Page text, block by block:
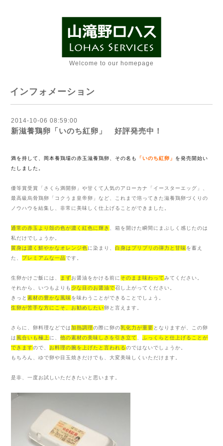
Welcome to our homepage
インフォメーション
2014-10-06 08:59:00
新滋養鶏卵「いのち紅卵」 好評発売中！
満を持して、岡本養鶏場の赤玉滋養鶏卵、その名も 「いのち紅卵」 を発売開始い
たしました。
優等賞受賞「さくら満開卵」や甘くて人気のアローカナ「イースターエッグ」、
最高級烏骨鶏卵「コクうま皇帝卵」など、
これまで培ってきた滋養鶏卵づくりの
ノウハウを結集し、非常に美味しく仕上げることができました。
通常の赤玉より殻の色が濃く紅色に輝き
、箱を開けた瞬間にまぶしく感じたのは
私だけでしょうか。
黄身は濃く鮮やかなオレンジ色 に染まり、 白身はプリプリの弾力と甘味を蓄え
た、 プレミアムな一品です。
生卵かけご飯には、 まずお醤油をかける前に そのまま味わってみてください。
それから、いつもよりも 少な目のお醤油で召し上がってください。
きっと 素材の豊かな風味を味わうことができることでしょう。
生卵が苦手な方にこそ、お勧めしたい卵と言えます。
さらに、卵料理などでは 加熱調理の際に卵の乳化力が重要 となりますが、この卵
は 風合いも極上 に、 他の素材の美味しさを引き立て
ふっくらと仕上げることが
できますので、 お料理の腕を上げたと言われ るのではないでしょうか。
もちろん、ゆで卵や目玉焼きだけでも、大変美味しくいただけます。
是非、一度お試しいただきたいと思います。